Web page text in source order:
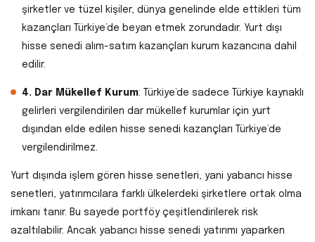
şirketler ve tüzel kişiler, dünya genelinde elde ettikleri tüm
kazançları Türkiye’de beyan etmek zorundadır. Yurt dışı
hisse senedi alım-satım kazançları kurum kazancına dahil
edilir.
4. Dar Mükellef Kurum: Türkiye’de sadece Türkiye kaynaklı
gelirleri vergilendirilen dar mükellef kurumlar için yurt
dışından elde edilen hisse senedi kazançları Türkiye’de
vergilendirilmez.
Yurt dışında işlem gören hisse senetleri, yani yabancı hisse
senetleri, yatırımcılara farklı ülkelerdeki şirketlere ortak olma
imkanı tanır. Bu sayede portföy çeşitlendirilerek risk
azaltılabilir. Ancak yabancı hisse senedi yatırımı yaparken